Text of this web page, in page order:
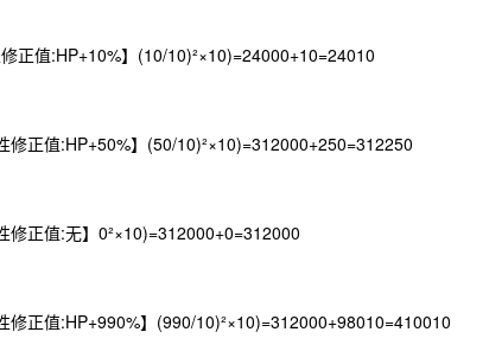
正值:HP+10%】(10/10)²×10)=24000+10=24010
正值:HP+50%】(50/10)²×10)=312000+250=312250
正值:无】0²×10)=312000+0=312000
正值:HP+990%】(990/10)²×10)=312000+98010=410010